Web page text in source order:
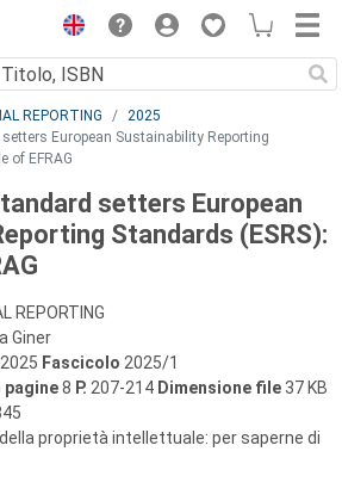
REPORTING
2025
European Sustainability Reporting
of EFRAG
setters European
Standards (ESRS):
REPORTING
Giner
2025 Fascicolo 2025/1
pagine8 P. 207-214 Dimensione file 37 KB
della proprietà intellettuale: per saperne di